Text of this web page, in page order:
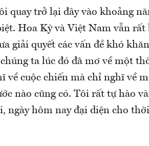
quay trở lại đây vào khoảng
Hoa Kỳ và Việt Nam vẫn rất
giải quyết các vấn đề khó
ta lúc đó đã mơ về một
về cuộc chiến mà chỉ nghĩ về
nào cũng có. Tôi rất tự hào
ngày hôm nay đại diện cho